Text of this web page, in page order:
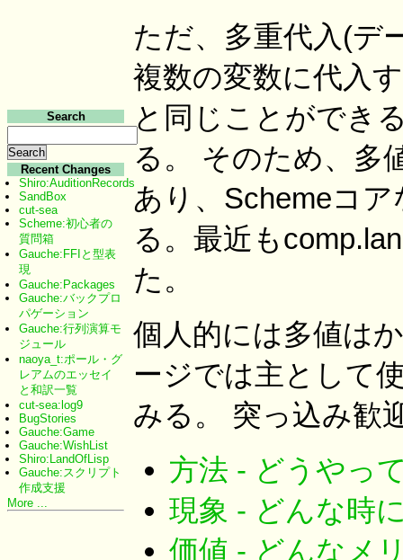
ただ、多重代入(デ
複数の変数に代入
と同じことができ
る。 そのため、多
あり、Schemeコ
る。最近も
た。
個人的には多値は
ージでは主として
みる。 突っ込み歓
方法 - どうやっ
現象 - どんな時
価値 - どんなメ
Search
Recent Changes
Shiro:AuditionRecords
SandBox
cut-sea
Scheme:初心者の
質問箱
Gauche:FFIと型表
現
Gauche:Packages
Gauche:バックプロ
パゲーション
Gauche:行列演算モ
ジュール
naoya_t:ポール・グ
レアムのエッセイ
と和訳一覧
cut-sea:log9
BugStories
Gauche:Game
Gauche:WishList
Shiro:LandOfLisp
Gauche:スクリプト
作成支援
More ...